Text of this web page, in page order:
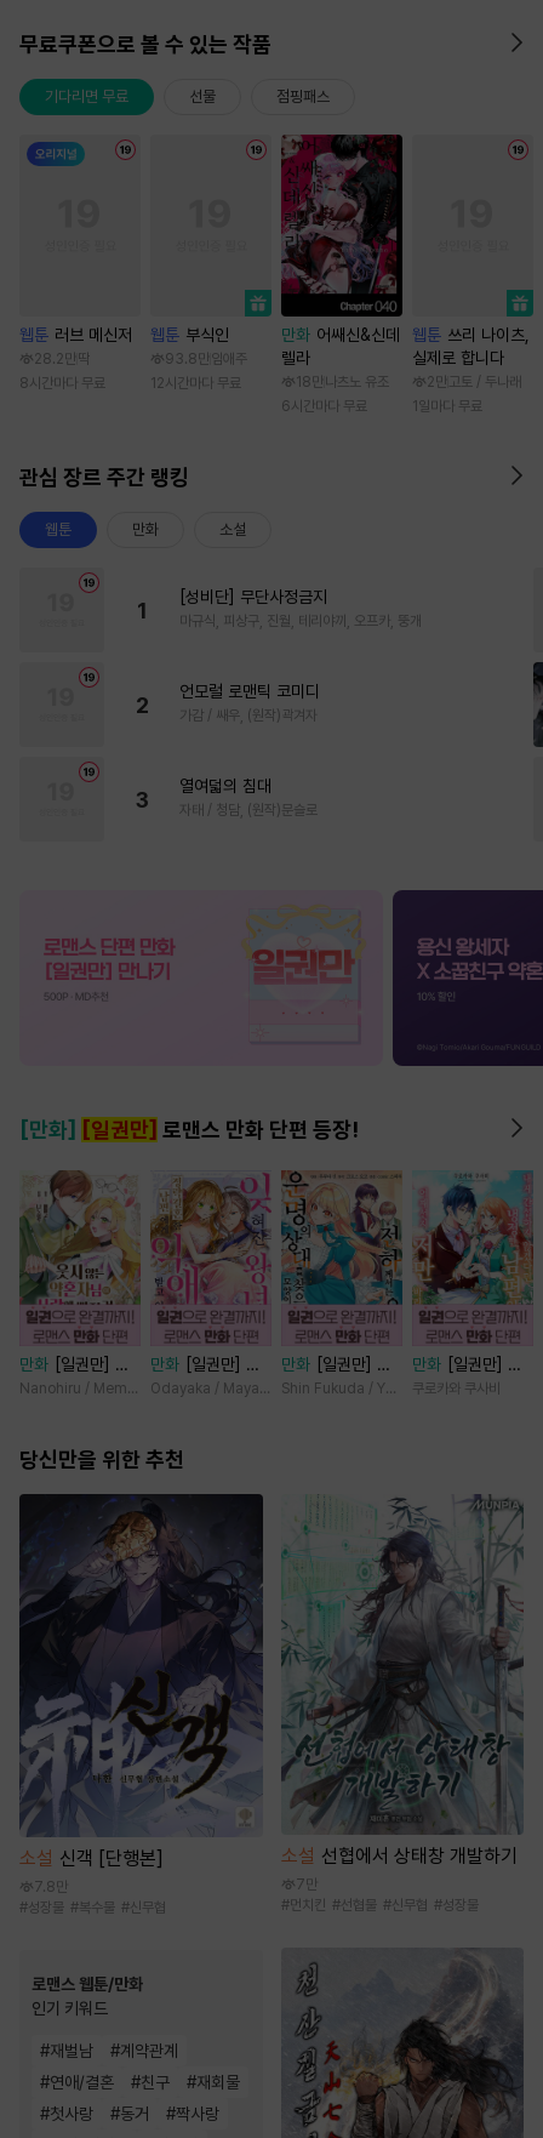
무료쿠폰으로 볼 수 있는 작품
기다리면 무료 선물 점핑패스
웹툰 러브 메신저
28.2만 딱
8시간마다 무료
웹툰 부식인
93.8만 임애주
12시간마다 무료
만화 어쌔신&신데
렐라
18만 나츠노 유조
6시간마다 무료
웹툰 쓰리 나이츠,
실제로 합니다
2만 고토 / 두나래
1일마다 무료
관심 장르 주간 랭킹
웹툰 만화 소설
1
[성비단] 무단사정금지
마규식, 피상구, 진월, 테리야끼, 오프카, 뚱개
2
언모럴 로맨틱 코미디
가감 / 쌔우, (원작)곽겨자
3
열여덟의 침대
자태 / 청담, (원작)문슬로
[만화] [일권만] 로맨스 만화 단편 등장!
만화
[일권만] 웃
지 않는 약혼자님
습니다 [단행본]
Nanohiru / Memeko
만화
[일권만] 잊
혀진 왕녀지만 정
니다 [단행본]
Odayaka / Maya Koike
만화
[일권만] 전
하께서는 오늘도
Shin Fukuda / Yoko Kurosu
만화
[일권만] 내
게 간섭하지 않겠
쿠로카와 쿠사비
당신만을 위한 추천
소설 신객 [단행본]
7.8만
#성장물 #복수물 #신무협
로맨스 웹툰/만화
인기 키워드
#재벌남 #계약관계
#연애/결혼 #친구 #재회물
#첫사랑 #동거 #짝사랑
소설 선협에서 상태창 개발하기
7만
#먼치킨 #선협물 #신무협 #성장물